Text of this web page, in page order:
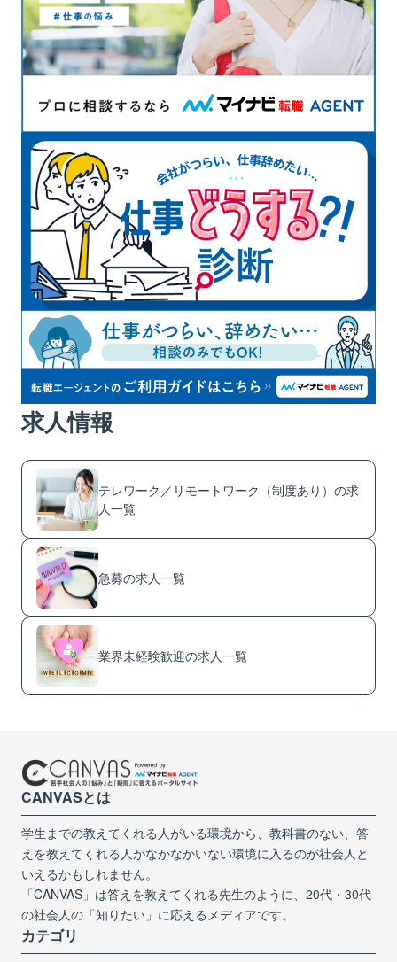
求人情報
テレワーク／リモートワーク（制度あり）の求
人一覧
急募の求人一覧
業界未経験歓迎の求人一覧
CANVASとは
学生までの教えてくれる人がいる環境から、教科書のない、答
えを教えてくれる人がなかなかいない環境に入るのが社会人と
いえるかもしれません。
「CANVAS」は答えを教えてくれる先生のように、20代・30代
の社会人の「知りたい」に応えるメディアです。
カテゴリ